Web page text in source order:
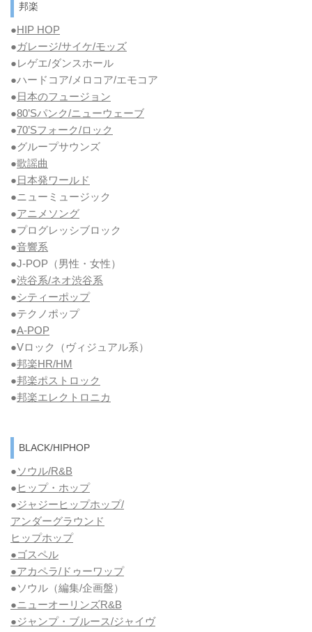
邦楽
●HIP HOP
●ガレージ/サイケ/モッズ
●レゲエ/ダンスホール
●ハードコア/メロコア/エモコア
●日本のフュージョン
●80’Sパンク/ニューウェーブ
●70’Sフォーク/ロック
●グループサウンズ
●歌謡曲
●日本発ワールド
●ニューミュージック
●アニメソング
●プログレッシブロック
●音響系
●J-POP（男性・女性）
●渋谷系/ネオ渋谷系
●シティーポップ
●テクノポップ
●A-POP
●Vロック
（ヴィジュアル系）
●邦楽HR/HM
●邦楽ポストロック
●邦楽エレクトロニカ
BLACK/HIPHOP
●ソウル/R&B
● ヒップ・ホップ
●ジャジーヒップホップ/
アンダーグラウンド
ヒップホップ
●ゴスペル
●アカペラ/ドゥーワップ
●ソウル （編集/企画盤）
●ニューオーリンズR&B
●ジャンプ・ブルース/ジャイヴ